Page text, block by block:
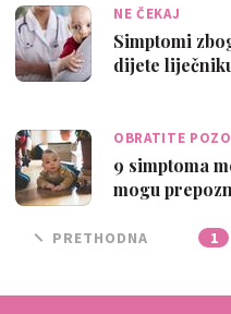
NE ČEKAJ
Simptomi
dijete
OBRATITE
9 simptoma
mogu
PRETHODNA 1